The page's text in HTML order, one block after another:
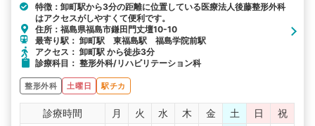
特徴：卸町駅から3分の距離に位置している医療法人後藤整形外科
はアクセスがしやすくて便利です。
住所：福島県福島市鎌田門丈壇10-10
最寄り駅： 卸町駅 東福島駅 福島学院前駅
アクセス： 卸町駅 から徒歩3分
診療科目： 整形外科/リハビリテーション科
整形外科 土曜日 駅チカ
診療時間 月 火 水 木 金 土 日
祝